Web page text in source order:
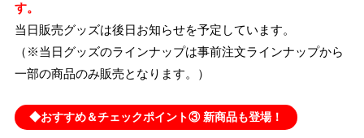
す。
当日販売グッズは後日お知らせを予定しています。
（※当日グッズのラインナップは事前注文ラインナップから
一部の商品のみ販売となります。）
◆おすすめ＆チェックポイント③ 新商品も登場！